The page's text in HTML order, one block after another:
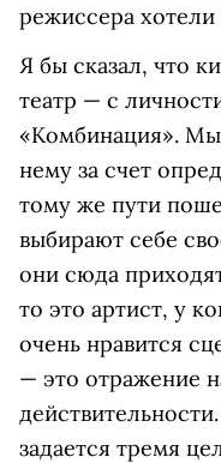
режиссера хотели
Я бы сказал, что
театр — с
«Комбинация».
нему за счет
тому же пути
выбирают себе
они сюда
то это артист, у
очень нравится
— это отражение
задается тремя